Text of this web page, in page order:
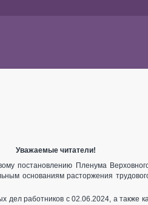
Уважаемые читатели!
постановлению Пленума
основаниям расторжения
дел работников с 02.06.2024, а также